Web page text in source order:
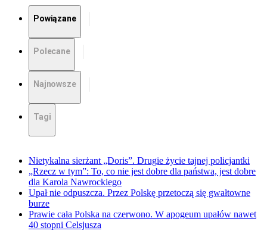
Powiązane
Polecane
Najnowsze
Tagi
Nietykalna sierżant „Doris”. Drugie życie tajnej policjantki
„Rzecz w tym”: To, co nie jest dobre dla państwa, jest dobre
dla Karola Nawrockiego
Upał nie odpuszcza. Przez Polskę przetoczą się gwałtowne
burze
Prawie cała Polska na czerwono. W apogeum upałów nawet
40 stopni Celsjusza